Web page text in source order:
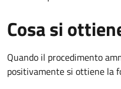
Cosa si
Quando il procedimento
positivamente si ottiene la